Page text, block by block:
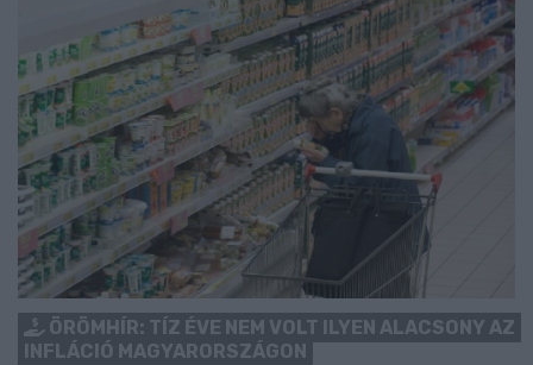
ÖRÖMHÍR: TÍZ ÉVE NEM VOLT ILYEN ALACSONY AZ
INFLÁCIÓ MAGYARORSZÁGON